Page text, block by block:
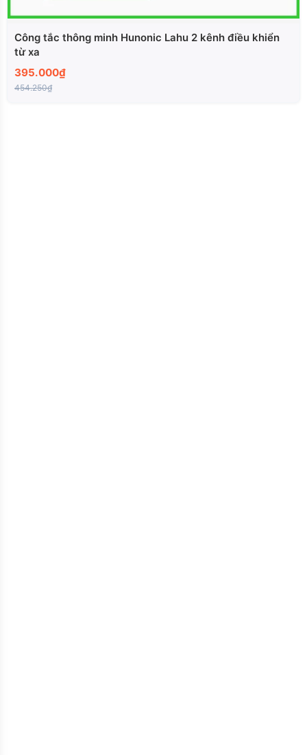
Công tắc thông minh Hunonic Lahu 2 kênh điều khiển
từ xa
395.000₫
454.250₫